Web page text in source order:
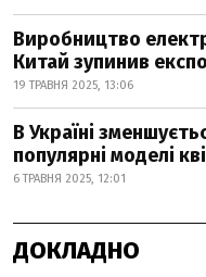
Виробництво
Китай зупинив
19 ТРАВНЯ 2025, 13:06
В Україні
популярні моделі
6 ТРАВНЯ 2025, 12:01
ДОКЛАДНО